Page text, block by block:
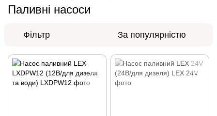
Паливні насоси
Фільтр За популярністю